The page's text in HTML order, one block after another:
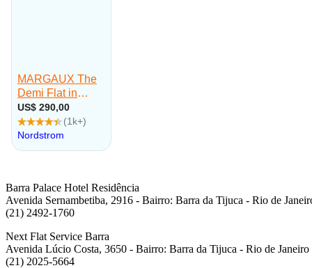
Barra Palace Hotel Residência
Avenida Sernambetiba, 2916 - Bairro: Barra da Tijuca - Rio de
(21) 2492-1760
Next Flat Service Barra
Avenida Lúcio Costa, 3650 - Bairro: Barra da Tijuca - Rio de
(21) 2025-5664